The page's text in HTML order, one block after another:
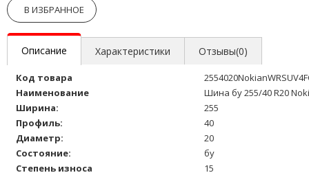
В ИЗБРАННОЕ
Описание Характеристики Отзывы(0)
Код товара
Наименование
Шина бу 255/40 R20
Ширина:
255
Профиль:
40
Диаметр:
20
Состояние:
бу
Степень износа
15